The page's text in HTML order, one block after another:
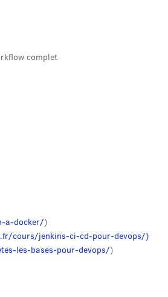
complet
a-docker/)
cours/jenkins-ci-cd-pour-devops/)
les-bases-pour-devops/)